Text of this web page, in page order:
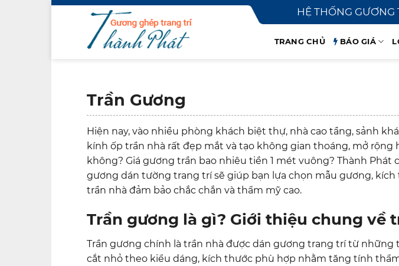
Skip
HỆ THỐNG GƯƠNG
TRANG CHỦ BÁO GIÁ
Trần Gương
Hiện nay, vào nhiều phòng khách biệt thự, nhà cao tầng, sảnh
kính ốp trần nhà rất đẹp mắt và tạo không gian thoáng, mở rộng
không? Giá gương trần bao nhiêu tiền 1 mét vuông? Thành Phát
gương dán tường trang trí sẽ giúp bạn lựa chọn mẫu gương,
trần nhà đảm bảo chắc chắn và thẩm mỹ cao.
Trần gương là gì? Giới thiệu chung về
Trần gương chính là trần nhà được dán gương trang trí từ những
cắt nhỏ theo kiểu dáng, kích thước phù hợp nhằm tăng tính